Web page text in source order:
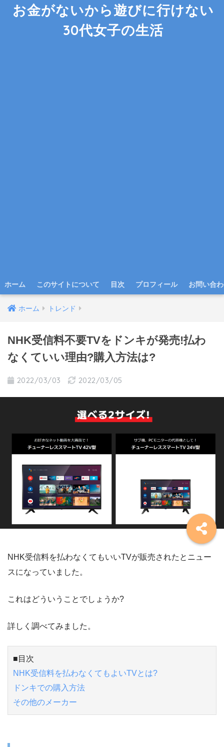
お金がないから遊びに行けない
30代女子の生活
ホーム このサイトについて 目次 プロフィール お問い合
ホーム トレンド
NHK受信料不要TVをドンキが発売!払わ
なくていい理由?購入方法は?
2022/03/03 2022/03/05
NHK受信料を払わなくてもいいTVが販売されたとニュー
スになっていました。
これはどういうことでしょうか?
詳しく調べてみました。
■目次
NHK受信料を払わなくてもよいTVとは?
ドンキでの購入方法
その他のメーカー